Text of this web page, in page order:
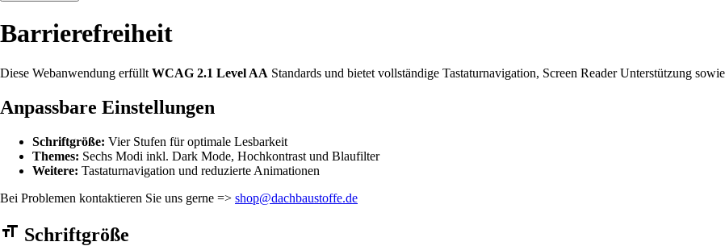
Barrierefreiheit
Diese Webanwendung erfüllt WCAG 2.1 Level AA Standards und bietet vollständige Tastaturnavigation, Screen Reader Unterstützung
Anpassbare Einstellungen
Schriftgröße: Vier Stufen für optimale Lesbarkeit
Themes: Sechs Modi inkl. Dark Mode, Hochkontrast und Blaufilter
Weitere: Tastaturnavigation und reduzierte Animationen
Bei Problemen kontaktieren Sie uns gerne => shop@dachbaustoffe.de
Barrierefreiheit Einstellungen Formular
Schriftgröße